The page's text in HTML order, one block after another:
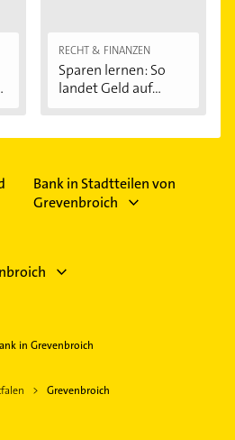
RECHT & FINANZEN
Sparen lernen: So
landet Geld auf...
Bank in Stadtteilen von
Grevenbroich
in Grevenbroich
Grevenbroich